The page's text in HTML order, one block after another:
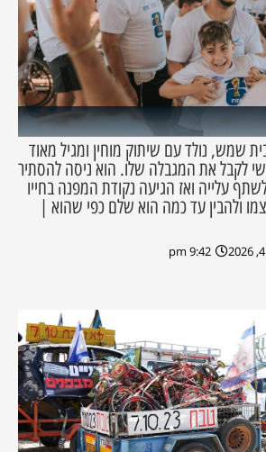
(בן 10) מבית שמש, נולד עם שיתוק מוחין ומגיל מאוד
לקבל את המגבלה שלו. הוא ניסה להסתיר
עלייה ואז הגיעה נקודת המפנה בחייו
ולהבין עד כמה הוא שלם כפי שהוא |
9:42 pm